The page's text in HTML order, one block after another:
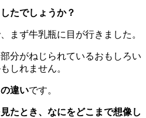
たでしょうか？
まず牛乳瓶に目が行きました。
分がねじられているおもしろい
しれません。
違いです。
たとき、なにをどこまで想像し